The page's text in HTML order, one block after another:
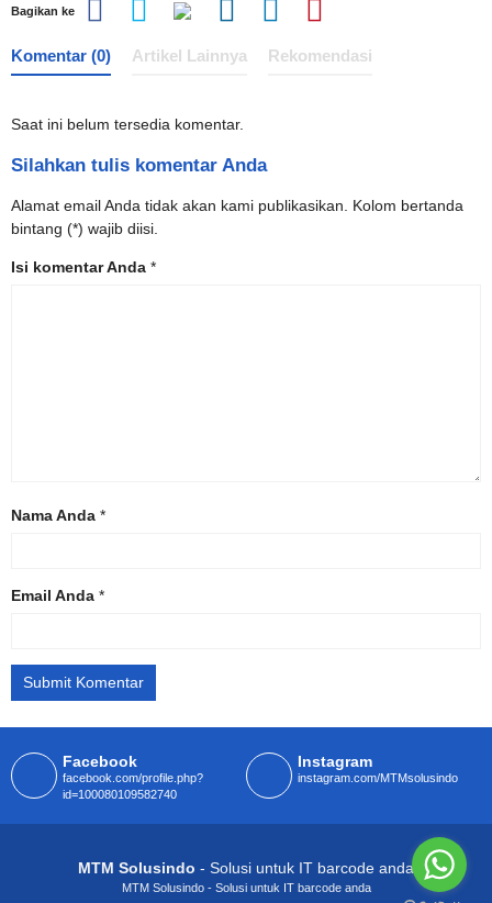
Bagikan ke
Komentar (0) Artikel Lainnya Rekomendasi
Saat ini belum tersedia komentar.
Silahkan tulis komentar Anda
Alamat email Anda tidak akan kami publikasikan. Kolom bertanda
bintang (*) wajib diisi.
Isi komentar Anda *
Nama Anda *
Email Anda *
Facebook
facebook.com/profile.php?
id=100080109582740
Instagram
instagram.com/MTMsolusindo
MTM Solusindo - Solusi untuk IT barcode anda
MTM Solusindo - Solusi untuk IT barcode anda